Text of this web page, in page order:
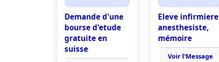
Demande d'une
bourse d'etude
gratuite en
suisse
Eleve infirmiere
anesthesiste,
mémoire
Voir l'Message